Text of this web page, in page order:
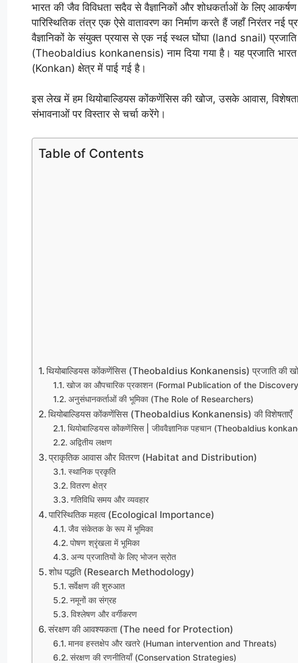
भारत की जैव विविधता सदैव से वैज्ञानिकों और शोधकर्ताओं के लिए
पारिस्थितिक तंत्र एक ऐसे वातावरण का निर्माण करते हैं जहाँ निरंतर नई
वैज्ञानिकों के संयुक्त प्रयास से एक नई स्थल घोंघा (land snail)
(Theobaldius konkanensis) नाम दिया गया है। यह प्रजाति भारत
(Konkan) क्षेत्र में पाई गई है।
इस लेख में हम थियोबाल्डियस कोंकणेंसिस की खोज, उसके आवास,
संभावनाओं पर विस्तार से चर्चा करेंगे।
Table of Contents
थियोबाल्डियस कोंकणेंसिस (Theobaldius Konkanensis) प्रजाति की
खोज का औपचारिक प्रकाशन (Formal Publication of the
अनुसंधानकर्ताओं की भूमिका (The Role of Researchers)
थियोबाल्डियस कोंकणेंसिस (Theobaldius Konkanensis) की विशेषताएँ
थियोबाल्डियस कोंकणेंसिस | जीववैज्ञानिक पहचान (Theobaldius
अद्वितीय लक्षण
प्राकृतिक आवास और वितरण (Habitat and Distribution)
स्थानिक प्रकृति
वितरण क्षेत्र
गतिविधि समय और व्यवहार
पारिस्थितिक महत्व (Ecological Importance)
जैव संकेतक के रूप में भूमिका
पोषण श्रृंखला में भूमिका
अन्य प्रजातियों के लिए भोजन स्रोत
शोध पद्धति (Research Methodology)
सर्वेक्षण की शुरुआत
नमूनों का संग्रह
विश्लेषण और वर्गीकरण
संरक्षण की आवश्यकता (The need for Protection)
मानव हस्तक्षेप और खतरे (Human intervention and Threats)
संरक्षण की रणनीतियाँ (Conservation Strategies)